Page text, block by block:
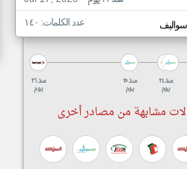
سواليف عدد الكلمات: ١٤٠
منذ ٢٦
يوم
منذ ٢٥
يوم
منذ ٢٤
يوم